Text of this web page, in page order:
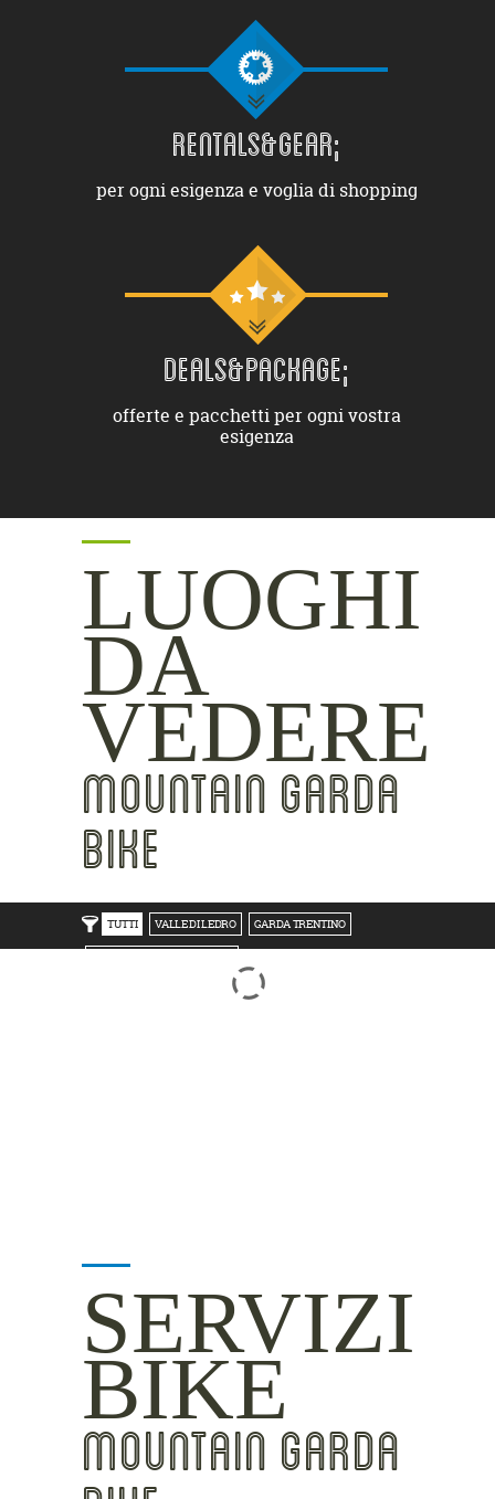
RENTALS&GEAR;
per ogni esigenza e voglia di shopping
DEALS&PACKAGE;
offerte e pacchetti per ogni vostra
esigenza
LUOGHI
DA
VEDERE
MOUNTAIN GARDA
BIKE
TUTTI VALLE DI LEDRO GARDA TRENTINO
ROVERETO M.BALDO V/GRESTA
SERVIZI
BIKE
MOUNTAIN GARDA